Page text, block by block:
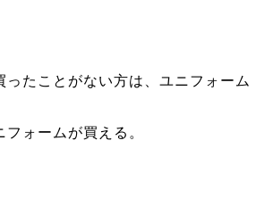
ったことがない方は、ユニフォーム
フォームが買える。